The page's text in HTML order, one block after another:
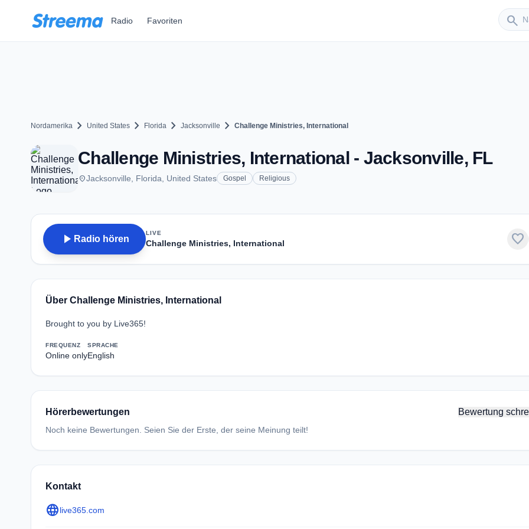
Radio Favoriten search
Nordamerika chevron_right United States chevron_right Florida chevron_right Jacksonville chevron_right Challenge Ministries, International
Challenge Ministries, International - Jacksonville, FL
placeJacksonville, Florida, United States Gospel Religious
play_arrow Radio hören
LIVE
Challenge Ministries, International favorite
Über Challenge Ministries, International
Brought to you by Live365!
FREQUENZ
Online only
SPRACHE
English
Hörerbewertungen Bewertung
Noch keine Bewertungen. Seien Sie der Erste, der seine Meinung teilt!
Kontakt
languagelive365.com